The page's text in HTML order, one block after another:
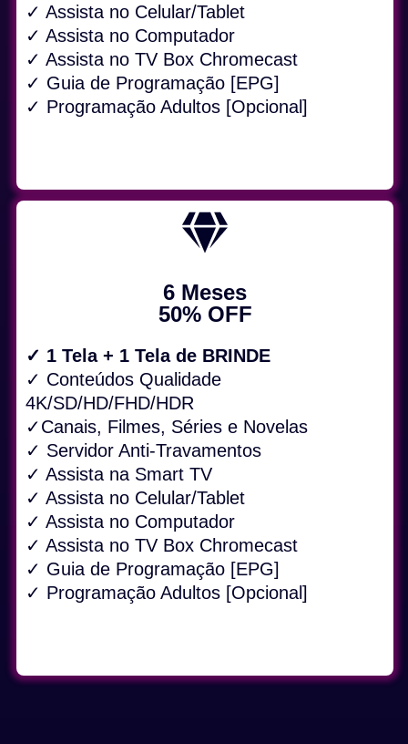
✓ Assista no Celular/Tablet
✓ Assista no Computador
✓ Assista no TV Box Chromecast
✓ Guia de Programação [EPG]
✓ Programação Adultos [Opcional]
6 Meses
50% OFF
✓ 1 Tela + 1 Tela de BRINDE
✓ Conteúdos Qualidade
4K/SD/HD/FHD/HDR
✓Canais, Filmes, Séries e Novelas
✓ Servidor Anti-Travamentos
✓ Assista na Smart TV
✓ Assista no Celular/Tablet
✓ Assista no Computador
✓ Assista no TV Box Chromecast
✓ Guia de Programação [EPG]
✓ Programação Adultos [Opcional]